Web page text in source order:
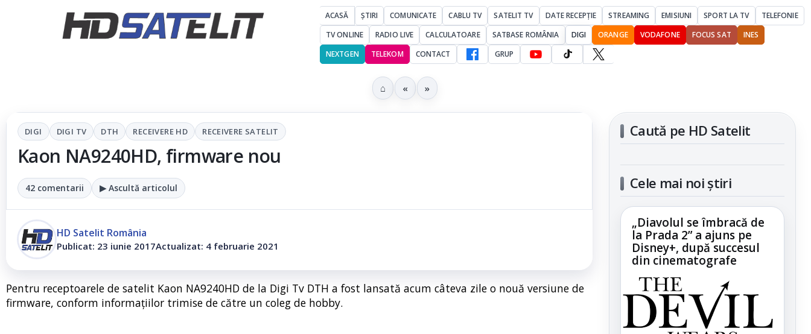
ACASĂ ȘTIRI COMUNICATE CABLU TV SATELIT TV DATE RECEPȚIE STREAMING EMISIUNI SPORT LA TV
TELEFONIE
TV ONLINE
RADIO LIVE CALCULATOARE SATBASE ROMÂNIA DIGI ORANGE VODAFONE FOCUS SAT
INES
NEXTGEN
TELEKOM CONTACT GRUP
⌂ « »
DIGI DIGI TV DTH RECEIVERE HD RECEIVERE SATELIT
Kaon NA9240HD, firmware nou
42 comentarii ▶ Ascultă articolul
HD Satelit România
Publicat: 23 iunie 2017Actualizat: 4 februarie 2021
Pentru receptoarele de satelit Kaon NA9240HD de la Digi Tv DTH a fost lansată acum câteva zile o nouă versiune de
firmware, conform informațiilor trimise de către un coleg de hobby.
Caută pe HD Satelit
Cele mai noi știri
„Diavolul se îmbracă de
la Prada 2” a ajuns pe
Disney+, după succesul
din cinematografe